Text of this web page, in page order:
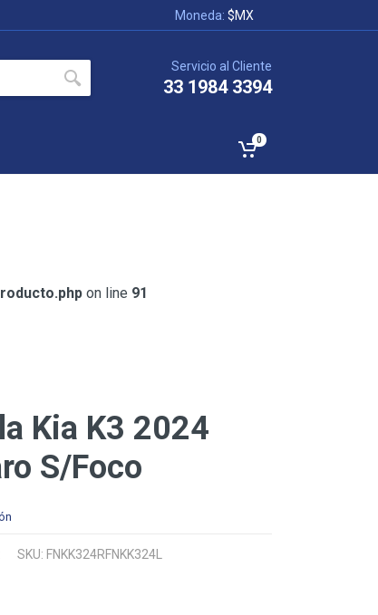
Moneda: $MX
Servicio al Cliente
33 1984 3394
0
on line 91
Kia K3 2024
S/Foco
SKU: FNKK324RFNKK324L